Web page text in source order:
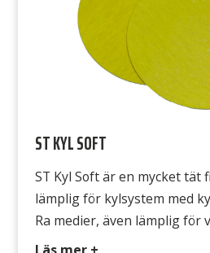
ST KYL SOFT
ST Kyl Soft är en mycket tät
lämplig för kylsystem med
Ra medier, även lämplig för
kompressorsystem, även